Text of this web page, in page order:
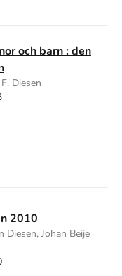
och barn : den
Diesen
2010
Diesen, Johan Beije